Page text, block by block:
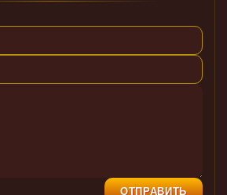
ОТПРАВИТЬ